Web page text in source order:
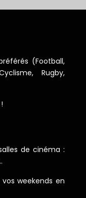
(Football,
Rugby,
de cinéma :
weekends en